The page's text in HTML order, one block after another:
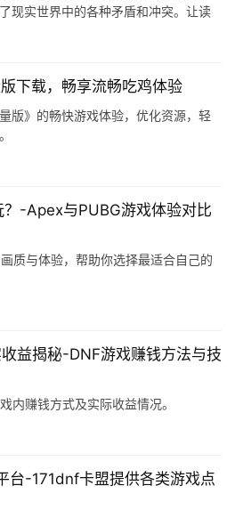
现实世界中的各种矛盾和冲突。让读
下载，畅享流畅吃鸡体验
版》的畅快游戏体验，优化资源，轻
-Apex与PUBG游戏体验对比
质与体验，帮助你选择最适合自己的
益揭秘-DNF游戏赚钱方法与技
内赚钱方式及实际收益情况。
台-171dnf卡盟提供各类游戏点